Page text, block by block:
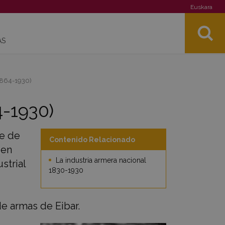
Euskara
1930)
1930)
Contenido Relacionado
La industria armera nacional
1830-1930
de
armas de Eibar.